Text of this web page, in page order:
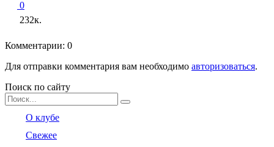
0
232к.
Комментарии: 0
Для отправки комментария вам необходимо авторизоваться.
Поиск по сайту
Search
for:
О клубе
Свежее